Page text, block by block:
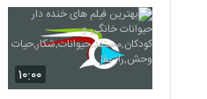
۱۰:۰۰